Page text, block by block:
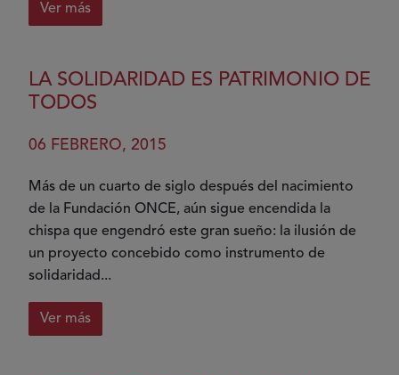
Ver más
sobre
décadas
de
de
Fundación
ONCE
movimiento
LA SOLIDARIDAD ES PATRIMONIO DE
TODOS
06 FEBRERO, 2015
Más de un cuarto de siglo después del nacimiento
de la Fundación ONCE, aún sigue encendida la
chispa que engendró este gran sueño: la ilusión de
un proyecto concebido como instrumento de
solidaridad...
Ver más
sobre